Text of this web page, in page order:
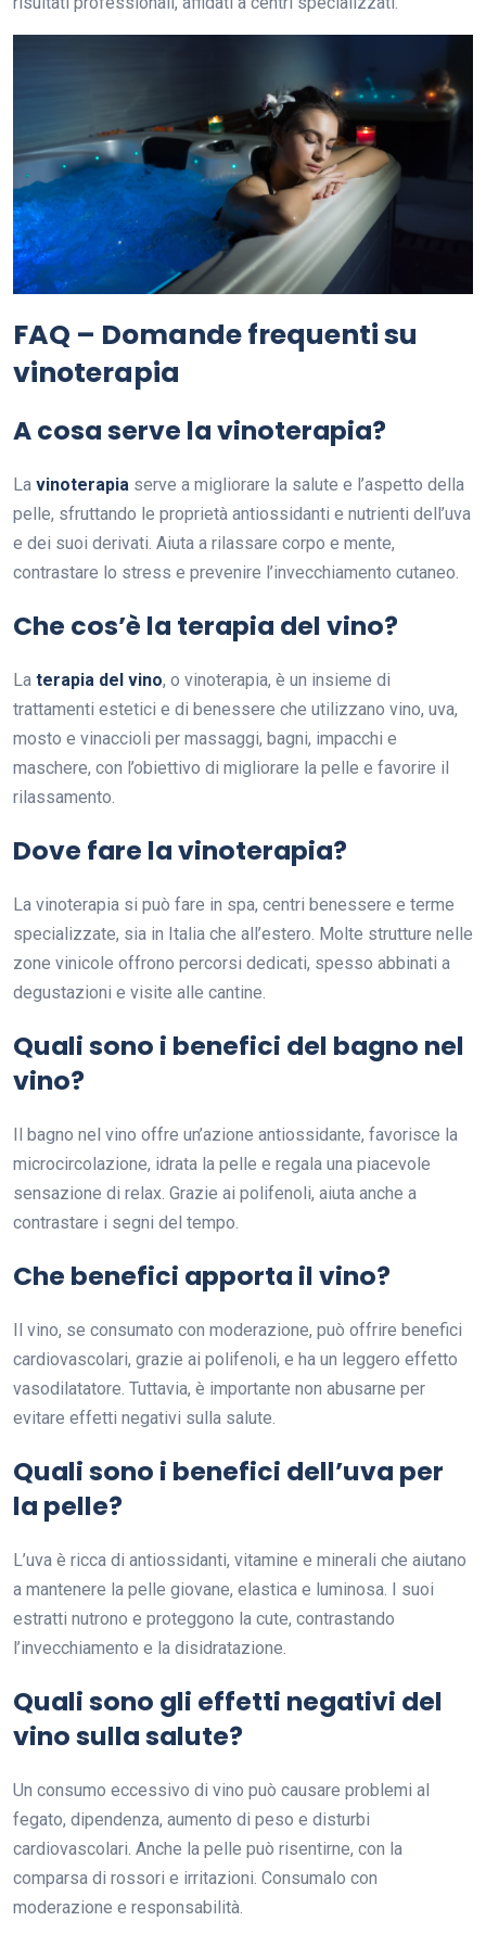
FAQ – Domande frequenti su
vinoterapia
A cosa serve la vinoterapia?
La vinoterapia serve a migliorare la salute e l’aspetto della
pelle, sfruttando le proprietà antiossidanti e nutrienti dell’uva
e dei suoi derivati. Aiuta a rilassare corpo e mente,
contrastare lo stress e prevenire l’invecchiamento cutaneo.
Che cos’è la terapia del vino?
La terapia del vino, o vinoterapia, è un insieme di
trattamenti estetici e di benessere che utilizzano vino, uva,
mosto e vinaccioli per massaggi, bagni, impacchi e
maschere, con l’obiettivo di migliorare la pelle e favorire il
rilassamento.
Dove fare la vinoterapia?
La vinoterapia si può fare in spa, centri benessere e terme
specializzate, sia in Italia che all’estero. Molte strutture nelle
zone vinicole offrono percorsi dedicati, spesso abbinati a
degustazioni e visite alle cantine.
Quali sono i benefici del bagno nel
vino?
Il bagno nel vino offre un’azione antiossidante, favorisce la
microcircolazione, idrata la pelle e regala una piacevole
sensazione di relax. Grazie ai polifenoli, aiuta anche a
contrastare i segni del tempo.
Che benefici apporta il vino?
Il vino, se consumato con moderazione, può offrire benefici
cardiovascolari, grazie ai polifenoli, e ha un leggero effetto
vasodilatatore. Tuttavia, è importante non abusarne per
evitare effetti negativi sulla salute.
Quali sono i benefici dell’uva per
la pelle?
L’uva è ricca di antiossidanti, vitamine e minerali che aiutano
a mantenere la pelle giovane, elastica e luminosa. I suoi
estratti nutrono e proteggono la cute, contrastando
l’invecchiamento e la disidratazione.
Quali sono gli effetti negativi del
vino sulla salute?
Un consumo eccessivo di vino può causare problemi al
fegato, dipendenza, aumento di peso e disturbi
cardiovascolari. Anche la pelle può risentirne, con la
comparsa di rossori e irritazioni. Consumalo con
moderazione e responsabilità.